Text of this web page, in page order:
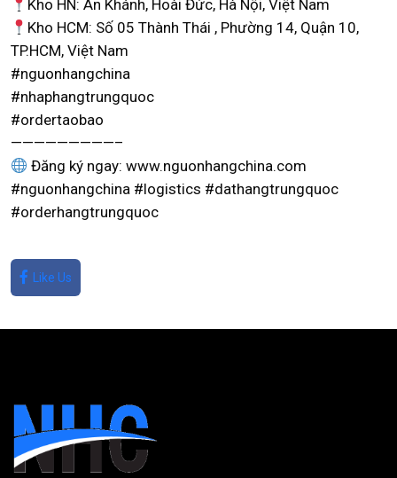
Kho HN: An Khánh, Hoài Đức, Hà Nội, Việt Nam
Kho HCM: Số 05 Thành Thái , Phường 14, Quận 10,
TP.HCM, Việt Nam
#nguonhangchina
#nhaphangtrungquoc
#ordertaobao
—————————–
Đăng ký ngay: www.nguonhangchina.com
#nguonhangchina #logistics #dathangtrungquoc
#orderhangtrungquoc
Like Us